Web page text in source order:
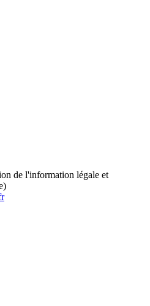
de l'information légale et